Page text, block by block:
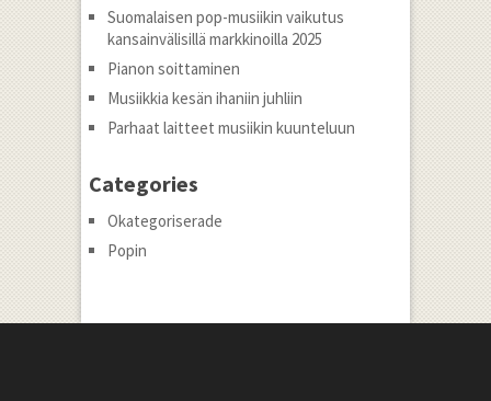
Suomalaisen pop-musiikin vaikutus
kansainvälisillä markkinoilla 2025
Pianon soittaminen
Musiikkia kesän ihaniin juhliin
Parhaat laitteet musiikin kuunteluun
Categories
Okategoriserade
Popin